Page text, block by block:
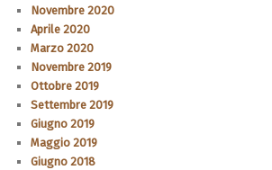
Novembre 2020
Aprile 2020
Marzo 2020
Novembre 2019
Ottobre 2019
Settembre 2019
Giugno 2019
Maggio 2019
Giugno 2018